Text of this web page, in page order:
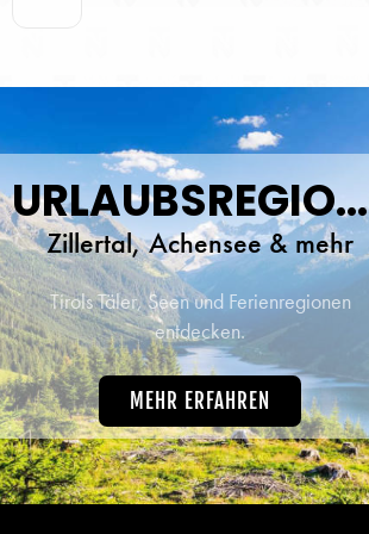
URLAUBSREGIONEN
Zillertal, Achensee & mehr
Tirols Täler, Seen und Ferienregionen
entdecken.
MEHR ERFAHREN